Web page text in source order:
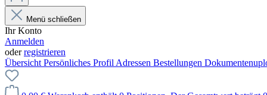
Menü schließen
Ihr Konto
Anmelden
oderregistrieren
Übersicht Persönliches Profil Adressen Bestellungen